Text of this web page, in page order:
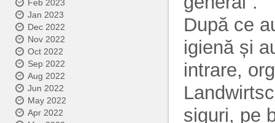
Feb 2023
Jan 2023
Dec 2022
Nov 2022
Oct 2022
Sep 2022
Aug 2022
Jun 2022
May 2022
Apr 2022
După ce
igienă și
intrare,
siguri, pe